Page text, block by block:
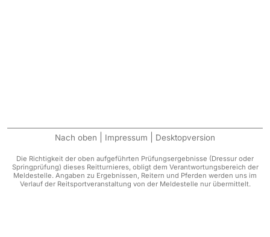
Nach oben Impressum Desktopversion
Die Richtigkeit der oben aufgeführten Prüfungsergebnisse (Dressur oder
Springprüfung) dieses Reitturnieres, obligt dem Verantwortungsbereich der
Meldestelle. Angaben zu Ergebnissen, Reitern und Pferden werden uns im
Verlauf der Reitsportveranstaltung von der Meldestelle nur übermittelt.